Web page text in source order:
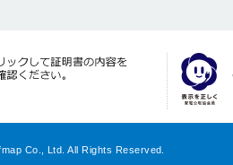
Co., Ltd. All Rights Reserved.